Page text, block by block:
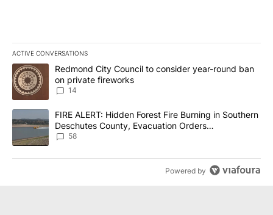
ACTIVE CONVERSATIONS
The following is a list of the most commented articles in the last
A trending article titled "Redmond City Council to consider
Redmond City Council to consider year-round ban
on private fireworks
14
A trending article titled "FIRE ALERT: Hidden Forest Fire
FIRE ALERT: Hidden Forest Fire Burning in Southern
Deschutes County, Evacuation Orders
Implemented
58
Powered by